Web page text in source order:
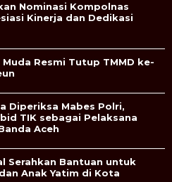
Nominasi Kompolnas
Kinerja dan Dedikasi
Resmi Tutup TMMD ke-
Diperiksa Mabes Polri,
TIK sebagai Pelaksana
Aceh
Serahkan Bantuan untuk
Anak Yatim di Kota